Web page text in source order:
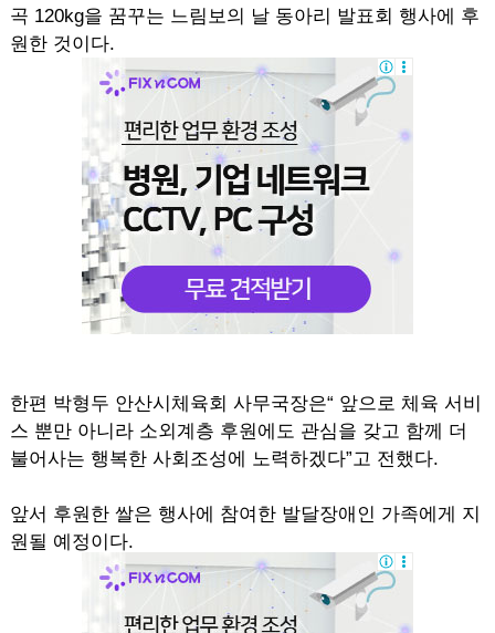
곡 120kg을 꿈꾸는 느림보의 날 동아리 발표회 행사에 후
원한 것이다.
한편 박형두 안산시체육회 사무국장은“ 앞으로 체육 서비
스 뿐만 아니라 소외계층 후원에도 관심을 갖고 함께 더
불어사는 행복한 사회조성에 노력하겠다”고 전했다.
앞서 후원한 쌀은 행사에 참여한 발달장애인 가족에게 지
원될 예정이다.